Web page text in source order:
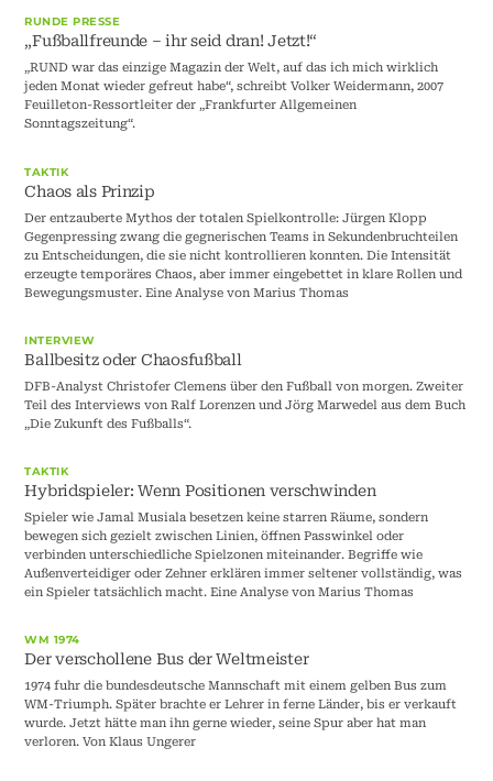
RUNDE PRESSE
„Fußballfreunde – ihr seid dran! Jetzt!“
„RUND war das einzige Magazin der Welt, auf das ich mich wirklich
jeden Monat wieder gefreut habe“, schreibt Volker Weidermann, 2007
Feuilleton-Ressortleiter der „Frankfurter Allgemeinen
Sonntagszeitung“.
TAKTIK
Chaos als Prinzip
Der entzauberte Mythos der totalen Spielkontrolle: Jürgen Klopp
Gegenpressing zwang die gegnerischen Teams in Sekundenbruchteilen
zu Entscheidungen, die sie nicht kontrollieren konnten. Die Intensität
erzeugte temporäres Chaos, aber immer eingebettet in klare Rollen und
Bewegungsmuster. Eine Analyse von Marius Thomas
INTERVIEW
Ballbesitz oder Chaosfußball
DFB-Analyst Christofer Clemens über den Fußball von morgen. Zweiter
Teil des Interviews von Ralf Lorenzen und Jörg Marwedel aus dem Buch
„Die Zukunft des Fußballs“.
TAKTIK
Hybridspieler: Wenn Positionen verschwinden
Spieler wie Jamal Musiala besetzen keine starren Räume, sondern
bewegen sich gezielt zwischen Linien, öffnen Passwinkel oder
verbinden unterschiedliche Spielzonen miteinander. Begriffe wie
Außenverteidiger oder Zehner erklären immer seltener vollständig, was
ein Spieler tatsächlich macht. Eine Analyse von Marius Thomas
WM 1974
Der verschollene Bus der Weltmeister
1974 fuhr die bundesdeutsche Mannschaft mit einem gelben Bus zum
WM-Triumph. Später brachte er Lehrer in ferne Länder, bis er verkauft
wurde. Jetzt hätte man ihn gerne wieder, seine Spur aber hat man
verloren. Von Klaus Ungerer